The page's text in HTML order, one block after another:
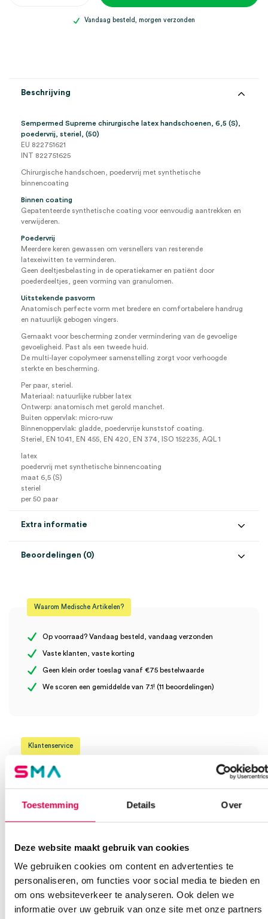
Toestemming Details Over
Deze website maakt gebruik van cookies
We gebruiken cookies om content en advertenties te
personaliseren, om functies voor social media te bieden en
om ons websiteverkeer te analyseren. Ook delen we
informatie over uw gebruik van onze site met onze partners
aantal
Vandaag besteld, morgen verzonden
Beschrijving
Sempermed Supreme chirurgische latex handschoenen, 6,5 (S),
poedervrij, steriel, (50)
EU 822751621
INT 822751625
Chirurgische handschoen, poedervrij met synthetische
binnencoating
Binnen coating
Gepatenteerde synthetische coating voor eenvoudig aantrekken en
verwijderen.
Poedervrij
Meerdere keren gewassen om versnellers van resterende
latexeiwitten te verminderen.
Geen deeltjesbelasting in de operatiekamer en patiënt door
poederdeeltjes, geen vorming van granulomen.
Uitstekende pasvorm
Anatomisch perfecte vorm met bredere en comfortabelere handrug
en natuurlijk gebogen vingers.
Gemaakt voor bescherming zonder vermindering van de gevoelige
gevoeligheid. Past als een tweede huid.
De multi-layer copolymeer samenstelling zorgt voor verhoogde
sterkte en bescherming.
Per paar, steriel.
Materiaal: natuurlijke rubber latex
Ontwerp: anatomisch met gerold manchet.
Buiten oppervlak: micro-ruw
Binnenoppervlak: gladde, poedervrije kunststof coating.
Steriel, EN 1041, EN 455, EN 420, EN 374, ISO 152235, AQL 1
latex
poedervrij met synthetische binnencoating
maat 6,5 (S)
steriel
per 50 paar
Extra informatie
Materiaal latex
Steriel
Uitvoering poedervrij
Beoordelingen (0)
Er zijn nog geen beoordelingen.
handschoenen, 6.5 (S), poedervrij, steriel (50)” te beoordelen
Waarom Medische Artikelen?
Op voorraad? Vandaag besteld, vandaag verzonden
Vaste klanten, vaste korting
Geen klein order toeslag vanaf €75 bestelwaarde
We scoren een gemiddelde van 7.1! (11 beoordelingen)
Klantenservice
Heb je een vraag?
Anca helpt je!
Vind je antwoord snel en makkelijk op onze klantenservice pagina.
Of contacteer ons via een van de onderstaande opties.
Onze klantenservice is bereikbaar van maandag t/m vrijdag van
08:30 tot 17:00
E-mail Anca